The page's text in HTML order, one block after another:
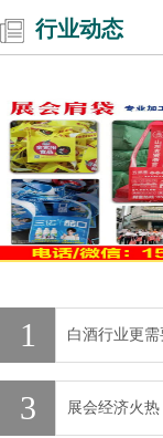
行业动态
1 白酒行业更
3 展会经济火